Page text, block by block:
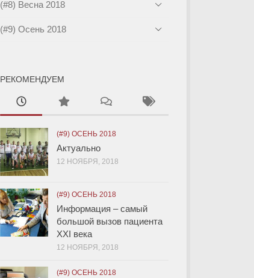
(#8) Весна 2018
(#9) Осень 2018
РЕКОМЕНДУЕМ
(#9) ОСЕНЬ 2018
Актуально
12 НОЯБРЯ, 2018
(#9) ОСЕНЬ 2018
Информация – самый
большой вызов пациента
XXI века
12 НОЯБРЯ, 2018
(#9) ОСЕНЬ 2018